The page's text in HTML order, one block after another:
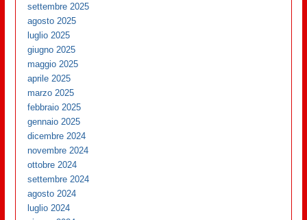
settembre 2025
agosto 2025
luglio 2025
giugno 2025
maggio 2025
aprile 2025
marzo 2025
febbraio 2025
gennaio 2025
dicembre 2024
novembre 2024
ottobre 2024
settembre 2024
agosto 2024
luglio 2024